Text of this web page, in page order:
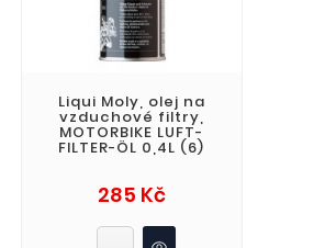
Liqui Moly, olej na
vzduchové filtry,
MOTORBIKE LUFT-
FILTER-ÖL 0,4L (6)
285 KčCena